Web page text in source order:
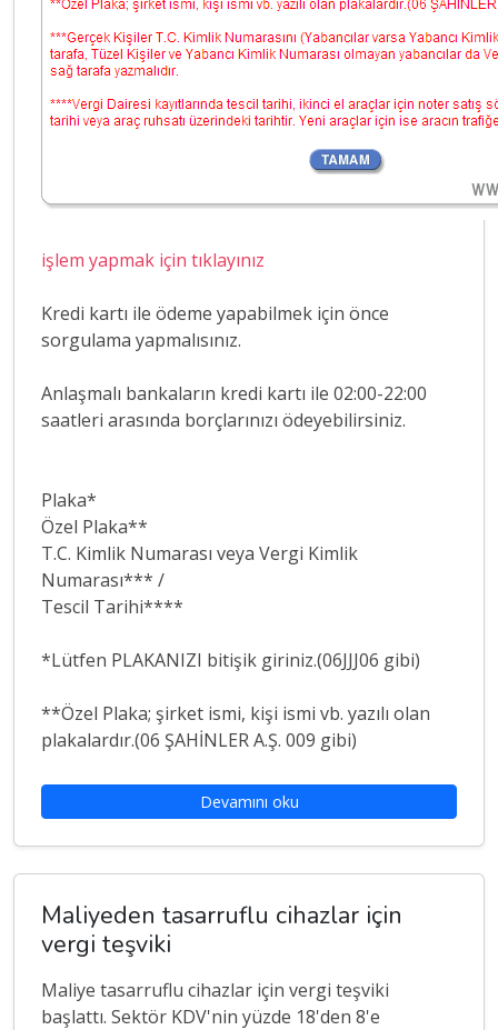
işlem yapmak için tıklayınız
Kredi kartı ile ödeme yapabilmek için önce
sorgulama yapmalısınız.
Anlaşmalı bankaların kredi kartı ile 02:00-22:00
saatleri arasında borçlarınızı ödeyebilirsiniz.
Plaka*
Özel Plaka**
T.C. Kimlik Numarası veya Vergi Kimlik
Numarası*** /
Tescil Tarihi****
*Lütfen PLAKANIZI bitişik giriniz.(06JJJ06 gibi)
**Özel Plaka; şirket ismi, kişi ismi vb. yazılı olan
plakalardır.(06 ŞAHİNLER A.Ş. 009 gibi)
Devamını oku
Maliyeden tasarruflu cihazlar için
vergi teşviki
Maliye tasarruflu cihazlar için vergi teşviki
başlattı. Sektör KDV'nin yüzde 18'den 8'e